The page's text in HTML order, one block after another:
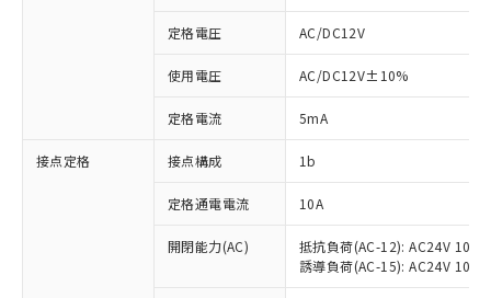
定格電圧 AC/DC12V
使用電圧 AC/DC12V±10%
定格電流 5mA
接点定格 接点構成 1b
定格通電電流 10A
開閉能力(AC)
抵抗負荷(AC-12): AC24V 10A/
誘導負荷(AC-15): AC24V
ご利用条件
以下の条件をお読みいただき、同意のうえ
対応済み：EU RoHS指令（10物質）の
非含有に対応した製品が提供可能な商品で
す。
対応予定：EU RoHS指令（10物質）の非含
有に対応した製品に切り替える予定のある
対応予定なし：EU RoHS指令（10物質）の
非含有に非対応の商品で、対応品を出す予